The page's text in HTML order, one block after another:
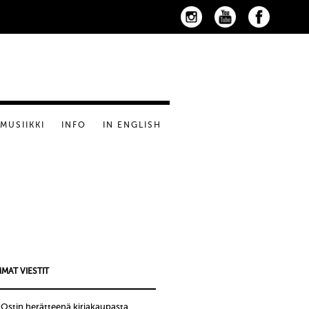
MUSIIKKI INFO IN ENGLISH
VIESTIT
herätteenä kirjakaupasta